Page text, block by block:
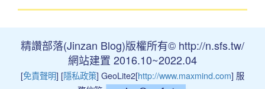
精讚部落(Jinzan Blog)版權所有© http://n.sfs.tw/
網站建置 2016.10~2022.04
[免責聲明] [隱私政策] GeoLite2[http://www.maxmind.com] 服